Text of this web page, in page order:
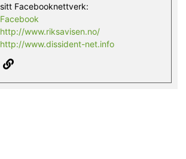
sitt Facebooknettverk:
Facebook
http://www.riksavisen.no/
http://www.dissident-net.info